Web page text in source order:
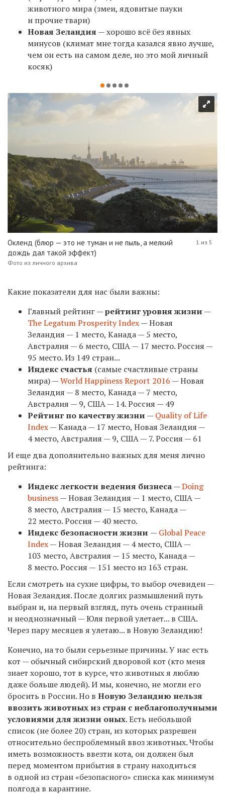
животного мира (змеи, ядовитые пауки
и прочие твари)
Новая Зеландия — хорошо всё без явных
минусов (климат мне тогда казался явно лучше,
чем он есть на самом деле, но это мой личный
косяк)
Окленд (блюр — это не туман и не пыль, а мелкий
дождь дал такой эффект)
Фото из личного архива
1 из 5
Какие показатели для нас были важны:
Главный рейтинг —рейтинг уровня жизни —
The Legatum Prosperity Index— Новая
Зеландия — 1 место, Канада — 5 место,
Австралия — 6 место, США — 17 место. Россия —
95 место. Из 149 стран...
Индекс счастья (самые счастливые страны
мира) —World Happiness Report 2016 — Новая
Зеландия — 8 место, Канада — 7 место,
Австралия — 9, США — 14. Россия — 49
Рейтинг по качеству жизни — Quality of Life
Index— Канада — 17 место, Новая Зеландия —
4 место, Австралия — 9, США — 7. Россия — 61
И еще два дополнительно важных для меня лично
рейтинга:
Индекс легкости ведения бизнеса—Doing
business— Новая Зеландия — 1 место, США —
8 место, Австралия — 15 место, Канада —
22 место. Россия — 40 место.
Индекс безопасности жизни — Global Peace
Index— Новая Зеландия — 4 место, США —
103 место, Австралия — 15 место, Канада —
8 место. Россия — 151 место из 163 стран.
Если смотреть на сухие цифры, то выбор очевиден —
Новая Зеландия. После долгих размышлений путь
выбран и, на первый взгляд, путь очень странный
и неоднозначный — Юля первой улетает... в США.
Через пару месяцев я улетаю... в Новую Зеландию!
Конечно, на то были серьезные причины. У нас есть
кот — обычный сибирский дворовой кот (кто меня
знает хорошо, тот в курсе, что животных я люблю
даже больше людей). И мы, конечно, не могли его
бросить в России. Но в Новую Зеландию нельзя
ввозить животных из стран с неблагополучными
условиями для жизни оных. Есть небольшой
список (не более 20) стран, из которых разрешен
относительно беспроблемный ввоз животных. Чтобы
иметь возможность ввезти кота, он должен был
перед моментом прибытия в страну находиться
в одной из стран «безопасного» списка как минимум
полгода в карантине.